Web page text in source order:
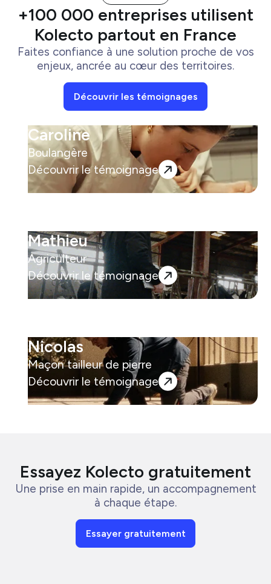
+100 000 entreprises utilisent
Kolecto partout en France
Faites confiance à une solution proche de vos
enjeux, ancrée au cœur des territoires.
Découvrir les témoignages
Caroline
Boulangère
Découvrir le témoignage
Mathieu
Agriculteur
Découvrir le témoignage
Nicolas
Maçon tailleur de pierre
Découvrir le témoignage
Essayez Kolecto gratuitement
Une prise en main rapide, un accompagnement
à chaque étape.
Essayer gratuitement